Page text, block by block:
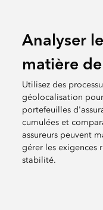
Analyser
matière
Utilisez des
géolocalisation
portefeuilles
cumulées et
assureurs peuvent
gérer les exigences
stabilité.